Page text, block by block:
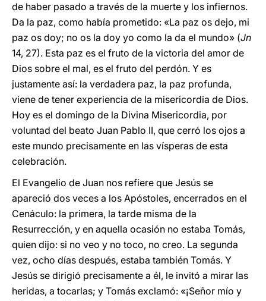
de haber pasado a través de la muerte y los infiernos.
Da la paz, como había prometido: «La paz os dejo, mi
paz os doy; no os la doy yo como la da el mundo» (Jn
14, 27). Esta paz es el fruto de la victoria del amor de
Dios sobre el mal, es el fruto del perdón. Y es
justamente así: la verdadera paz, la paz profunda,
viene de tener experiencia de la misericordia de Dios.
Hoy es el domingo de la Divina Misericordia, por
voluntad del beato Juan Pablo II, que cerró los ojos a
este mundo precisamente en las vísperas de esta
celebración.
El Evangelio de Juan nos refiere que Jesús se
apareció dos veces a los Apóstoles, encerrados en el
Cenáculo: la primera, la tarde misma de la
Resurrección, y en aquella ocasión no estaba Tomás,
quien dijo: si no veo y no toco, no creo. La segunda
vez, ocho días después, estaba también Tomás. Y
Jesús se dirigió precisamente a él, le invitó a mirar las
heridas, a tocarlas; y Tomás exclamó: «¡Señor mío y